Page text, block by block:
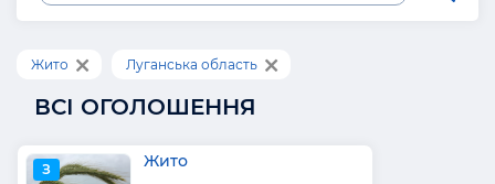
Жито Луганська область
ВСІ ОГОЛОШЕННЯ
З Жито